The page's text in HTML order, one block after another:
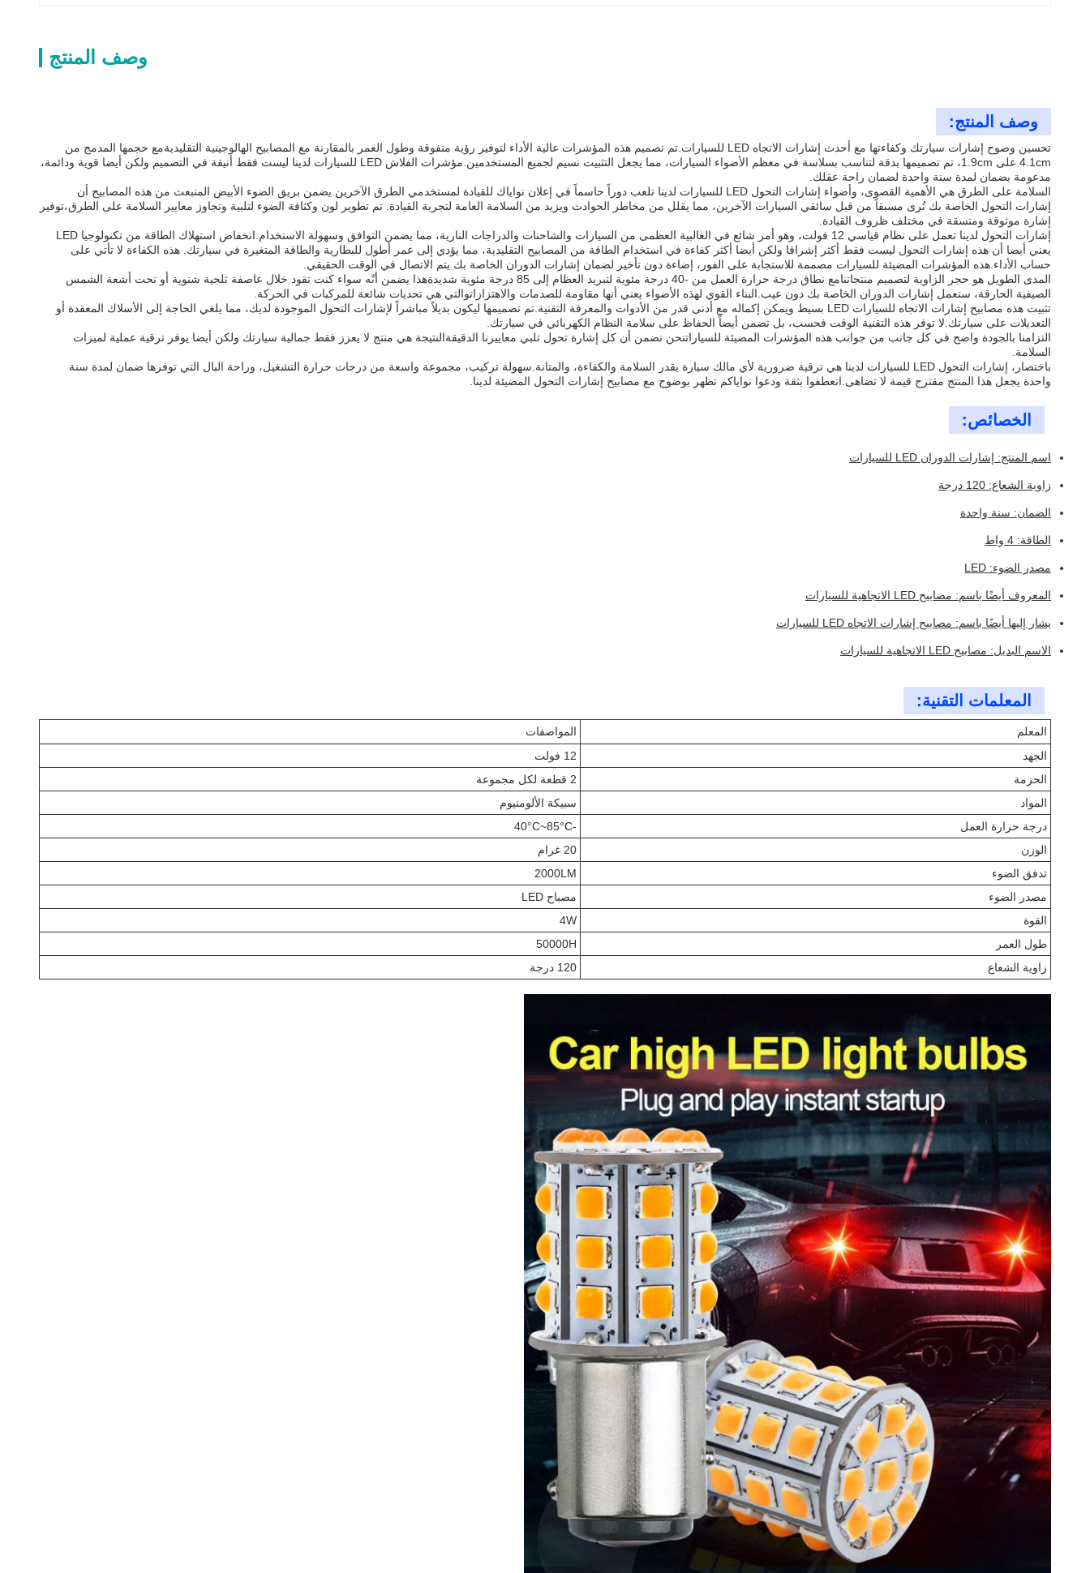
وصف المنتج
وصف المنتج:
تحسين وضوح إشارات سيارتك وكفاءتها مع أحدث إشارات الاتجاه LED للسيارات.تم تصميم هذه المؤشرات عالية الأداء لتوفير رؤية متفوقة وطول العمر بالمقارنة مع المصابيح الهالوجينية التقليديةمع حجمها المدمج من
4.1cm على 1.9cm، تم تصميمها بدقة لتناسب بسلاسة في معظم الأضواء السيارات، مما يجعل التثبيت نسيم لجميع المستخدمين.مؤشرات الفلاش LED للسيارات لدينا ليست فقط أنيقة في التصميم ولكن أيضا قوية ودائمة،
مدعومة بضمان لمدة سنة واحدة لضمان راحة عقلك.
السلامة على الطرق هي الأهمية القصوى، وأضواء إشارات التحول LED للسيارات لدينا تلعب دوراً حاسماً في إعلان نواياك للقيادة لمستخدمي الطرق الآخرين.يضمن بريق الضوء الأبيض المنبعث من هذه المصابيح أن
إشارات التحول الخاصة بك تُرى مسبقاً من قبل سائقي السيارات الآخرين، مما يقلل من مخاطر الحوادث ويزيد من السلامة العامة لتجربة القيادة. تم تطوير لون وكثافة الضوء لتلبية وتجاوز معايير السلامة على الطرق،توفير
إشارة موثوقة ومتسقة في مختلف ظروف القيادة.
إشارات التحول لدينا تعمل على نظام قياسي 12 فولت، وهو أمر شائع في الغالبية العظمى من السيارات والشاحنات والدراجات النارية، مما يضمن التوافق وسهولة الاستخدام.انخفاض استهلاك الطاقة من تكنولوجيا LED
يعني أيضا أن هذه إشارات التحول ليست فقط أكثر إشراقا ولكن أيضا أكثر كفاءة في استخدام الطاقة من المصابيح التقليدية، مما يؤدي إلى عمر أطول للبطارية والطاقة المتغيرة في سيارتك. هذه الكفاءة لا تأتي على
حساب الأداء.هذه المؤشرات المضيئة للسيارات مصممة للاستجابة على الفور، إضاءة دون تأخير لضمان إشارات الدوران الخاصة بك يتم الاتصال في الوقت الحقيقي.
المدى الطويل هو حجر الزاوية لتصميم منتجاتنامع نطاق درجة حرارة العمل من -40 درجة مئوية لتبريد العظام إلى 85 درجة مئوية شديدةهذا يضمن أنّه سواء كنت تقود خلال عاصفة ثلجية شتوية أو تحت أشعة الشمس
الصيفية الحارقة، ستعمل إشارات الدوران الخاصة بك دون عيب.البناء القوي لهذه الأضواء يعني أنها مقاومة للصدمات والاهتزازاتوالتي هي تحديات شائعة للمركبات في الحركة.
تثبيت هذه مصابيح إشارات الاتجاه للسيارات LED بسيط ويمكن إكماله مع أدنى قدر من الأدوات والمعرفة التقنية.تم تصميمها ليكون بديلاً مباشراً لإشارات التحول الموجودة لديك، مما يلغي الحاجة إلى الأسلاك المعقدة أو
التعديلات على سيارتك.لا توفر هذه التقنية الوقت فحسب، بل تضمن أيضاً الحفاظ على سلامة النظام الكهربائي في سيارتك.
التزامنا بالجودة واضح في كل جانب من جوانب هذه المؤشرات المضيئة للسياراتنحن نضمن أن كل إشارة تحول تلبي معاييرنا الدقيقةالنتيجة هي منتج لا يعزز فقط جمالية سيارتك ولكن أيضا يوفر ترقية عملية لميزات
السلامة.
باختصار، إشارات التحول LED للسيارات لدينا هي ترقية ضرورية لأي مالك سيارة يقدر السلامة والكفاءة، والمتانة.سهولة تركيب، مجموعة واسعة من درجات حرارة التشغيل، وراحة البال التي توفرها ضمان لمدة سنة
واحدة يجعل هذا المنتج مقترح قيمة لا تضاهى.انعطفوا بثقة ودعوا نواياكم تظهر بوضوح مع مصابيح إشارات التحول المضيئة لدينا.
الخصائص:
اسم المنتج: إشارات الدوران LED للسيارات
زاوية الشعاع: 120 درجة
الضمان: سنة واحدة
الطاقة: 4 واط
مصدر الضوء: LED
المعروف أيضًا باسم: مصابيح LED الاتجاهية للسيارات
يشار إليها أيضًا باسم: مصابيح إشارات الاتجاه LED للسيارات
الاسم البديل: مصابيح LED الاتجاهية للسيارات
المعلمات التقنية:
المعلم
المواصفات
الجهد
12 فولت
الحزمة
2 قطعة لكل مجموعة
المواد
سبيكة الألومنيوم
درجة حرارة العمل
-40°C~85°C
الوزن
20 غرام
تدفق الضوء
2000LM
مصدر الضوء
مصباح LED
القوة
4W
طول العمر
50000H
زاوية الشعاع
120 درجة